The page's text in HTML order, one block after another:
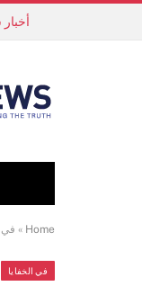
Home
» في
في الخفايا